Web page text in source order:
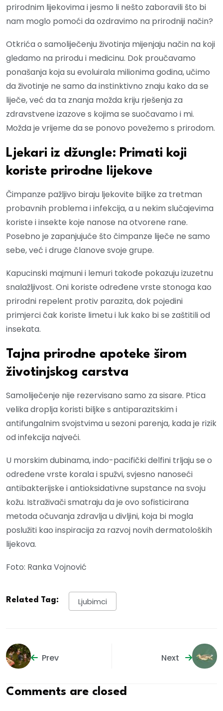
prirodnim lijekovima i jesmo li nešto zaboravili što bi
nam moglo pomoći da ozdravimo na prirodniji način?
Otkrića o samoliječenju životinja mijenjaju način na koji
gledamo na prirodu i medicinu. Dok proučavamo
ponašanja koja su evoluirala milionima godina, učimo
da životinje ne samo da instinktivno znaju kako da se
liječe, već da ta znanja možda kriju rješenja za
zdravstvene izazove s kojima se suočavamo i mi.
Možda je vrijeme da se ponovo povežemo s prirodom.
Ljekari iz džungle: Primati koji
koriste prirodne lijekove
Čimpanze pažljivo biraju ljekovite biljke za tretman
probavnih problema i infekcija, a u nekim slučajevima
koriste i insekte koje nanose na otvorene rane.
Posebno je zapanjujuće što čimpanze liječe ne samo
sebe, već i druge članove svoje grupe.
Kapucinski majmuni i lemuri takođe pokazuju izuzetnu
snalažljivost. Oni koriste određene vrste stonoga kao
prirodni repelent protiv parazita, dok pojedini
primjerci čak koriste limetu i luk kako bi se zaštitili od
insekata.
Tajna prirodne apoteke širom
životinjskog carstva
Samoliječenje nije rezervisano samo za sisare. Ptica
velika droplja koristi biljke s antiparazitskim i
antifungalnim svojstvima u sezoni parenja, kada je rizik
od infekcija najveći.
U morskim dubinama, indo-pacifički delfini trljaju se o
određene vrste korala i spužvi, svjesno nanoseći
antibakterijske i antioksidativne supstance na svoju
kožu. Istraživači smatraju da je ovo sofisticirana
metoda očuvanja zdravlja u divljini, koja bi mogla
poslužiti kao inspiracija za razvoj novih dermatoloških
lijekova.
Foto: Ranka Vojnović
Related Tag: Ljubimci
Prev Next
Comments are closed